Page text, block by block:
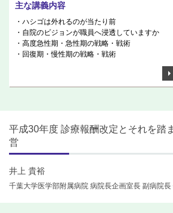
主な講義内容
ハシゴは外れるのが当たり前
自院のビジョンが職員へ浸透していますか
高度急性期・急性期の戦略・戦術
回復期・慢性期の戦略・戦術
平成30年度 診療報酬改定とそれを踏
営
井上 貴裕
千葉大学医学部附属病院 病院長企画室長 副病院長